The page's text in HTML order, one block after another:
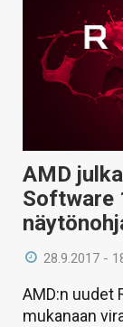
AMD
Software
28.9.2017 -
AMD:n uudet
mukanaan